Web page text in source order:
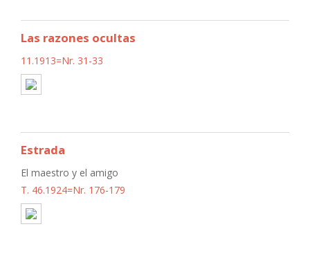
Las razones ocultas
11.1913=Nr. 31-33
Estrada
El maestro y el amigo
T. 46.1924=Nr. 176-179